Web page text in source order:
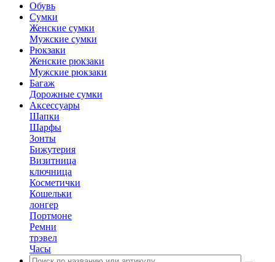
Обувь
Сумки
Женские сумки
Мужские сумки
Рюкзаки
Женские рюкзаки
Мужские рюкзаки
Багаж
Дорожные сумки
Аксессуары
Шапки
Шарфы
Зонты
Бижутерия
Визитница
ключница
Косметички
Кошельки
лонгер
Портмоне
Ремни
трэвел
Часы